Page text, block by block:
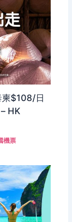
$108/日
HK
機票